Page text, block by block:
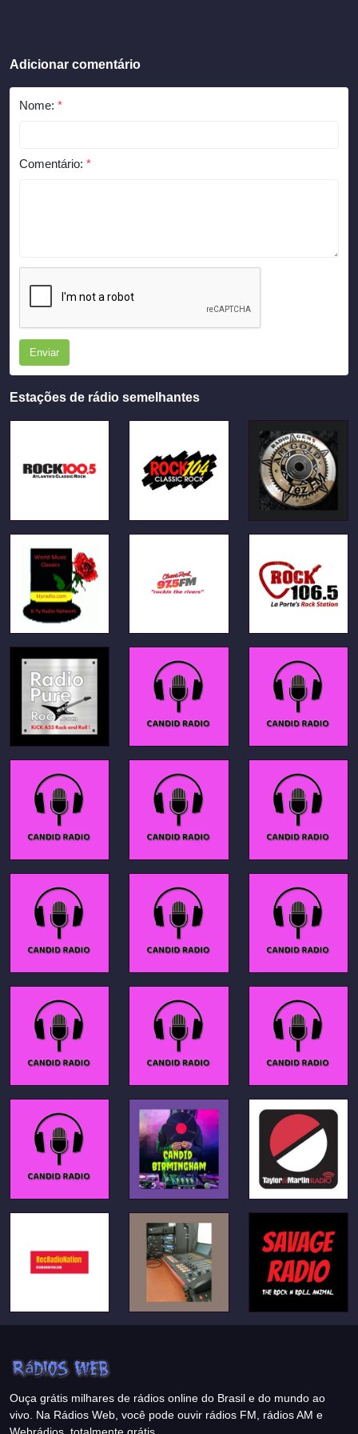
Adicionar comentário
Nome: *
Comentário: *
Enviar
Estações de rádio semelhantes
Ouça grátis milhares de rádios online do Brasil e do mundo ao
vivo. Na Rádios Web, você pode ouvir rádios FM, rádios AM e